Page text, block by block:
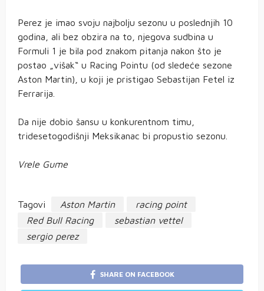
Perez je imao svoju najbolju sezonu u poslednjih 10
godina, ali bez obzira na to, njegova sudbina u
Formuli 1 je bila pod znakom pitanja nakon što je
postao „višak“ u Racing Pointu (od sledeće sezone
Aston Martin), u koji je pristigao Sebastijan Fetel iz
Ferrarija.
Da nije dobio šansu u konkurentnom timu,
tridesetogodišnji Meksikanac bi propustio sezonu.
Vrele Gume
Tagovi Aston Martin
racing point
Red Bull Racing
sebastian vettel
sergio perez
SHARE ON FACEBOOK